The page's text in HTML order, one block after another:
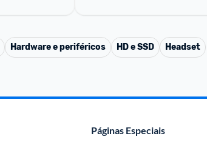
Hardware e periféricos HD e SSD Headset
Páginas Especiais